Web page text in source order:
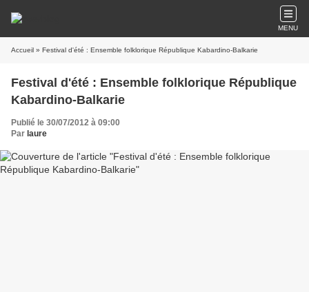
MENU
Accueil » Festival d'été : Ensemble folklorique République Kabardino-Balkarie
Festival d'été : Ensemble folklorique République
Kabardino-Balkarie
Publié le 30/07/2012 à 09:00
Par laure